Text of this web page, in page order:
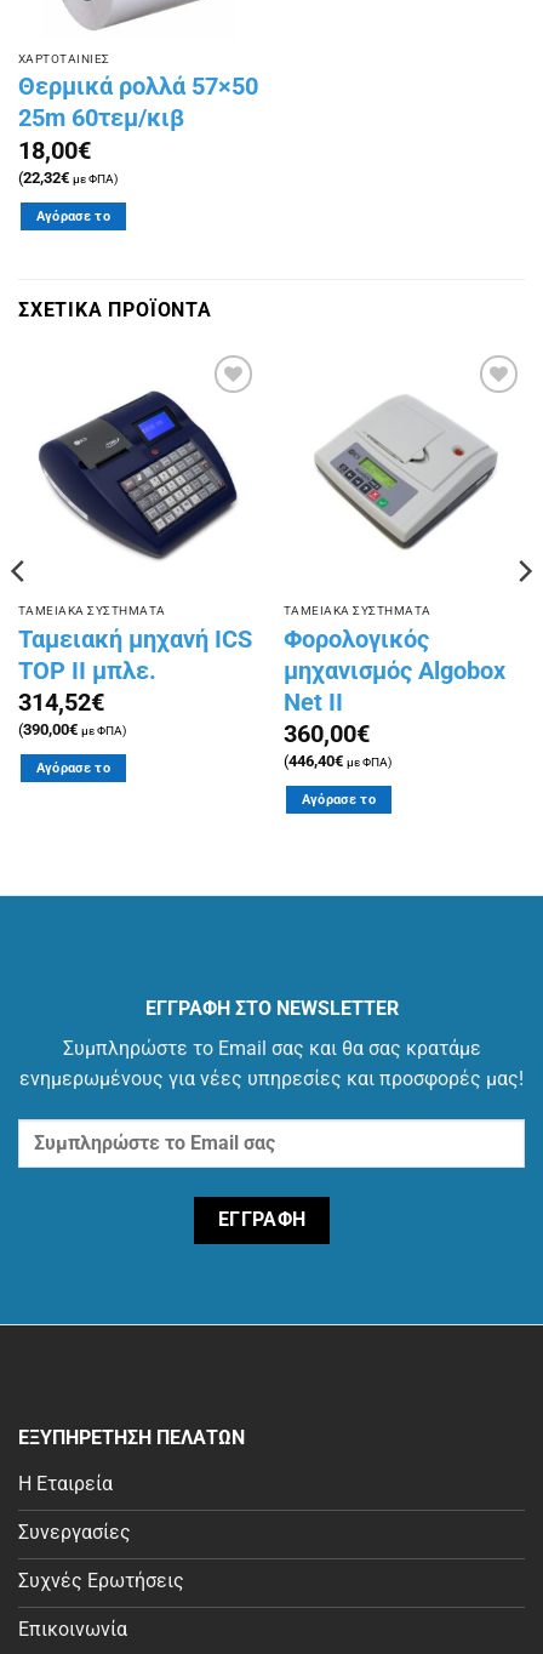
ΧΑΡΤΟΤΑΙΝΙΕΣ
Θερμικά ρολλά 57×50
25m 60τεμ/κιβ
18,00€
(22,32€ με ΦΠΑ)
Αγόρασε το
ΣΧΕΤΙΚΑ ΠΡΟΪΟΝΤΑ
Πρόσθήκη
στην
λίστα
επιθυμιών
ΤΑΜΕΙΑΚΑ ΣΥΣΤΗΜΑΤΑ
Ταμειακή μηχανή ICS
TOP II μπλε.
314,52€
(390,00€ με ΦΠΑ)
Αγόρασε το
Πρόσθήκη
στην
λίστα
επιθυμιών
ΤΑΜΕΙΑΚΑ ΣΥΣΤΗΜΑΤΑ
Φορολογικός
μηχανισμός Algobox
Net II
360,00€
(446,40€ με ΦΠΑ)
Αγόρασε το
ΕΓΓΡΑΦΗ ΣΤΟ NEWSLETTER
Συμπληρώστε το Email σας και θα σας κρατάμε
ενημερωμένους για νέες υπηρεσίες και προσφορές μας!
ΕΞΥΠΗΡΕΤΗΣΗ ΠΕΛΑΤΩΝ
Η Εταιρεία
Συνεργασίες
Συχνές Ερωτήσεις
Επικοινωνία